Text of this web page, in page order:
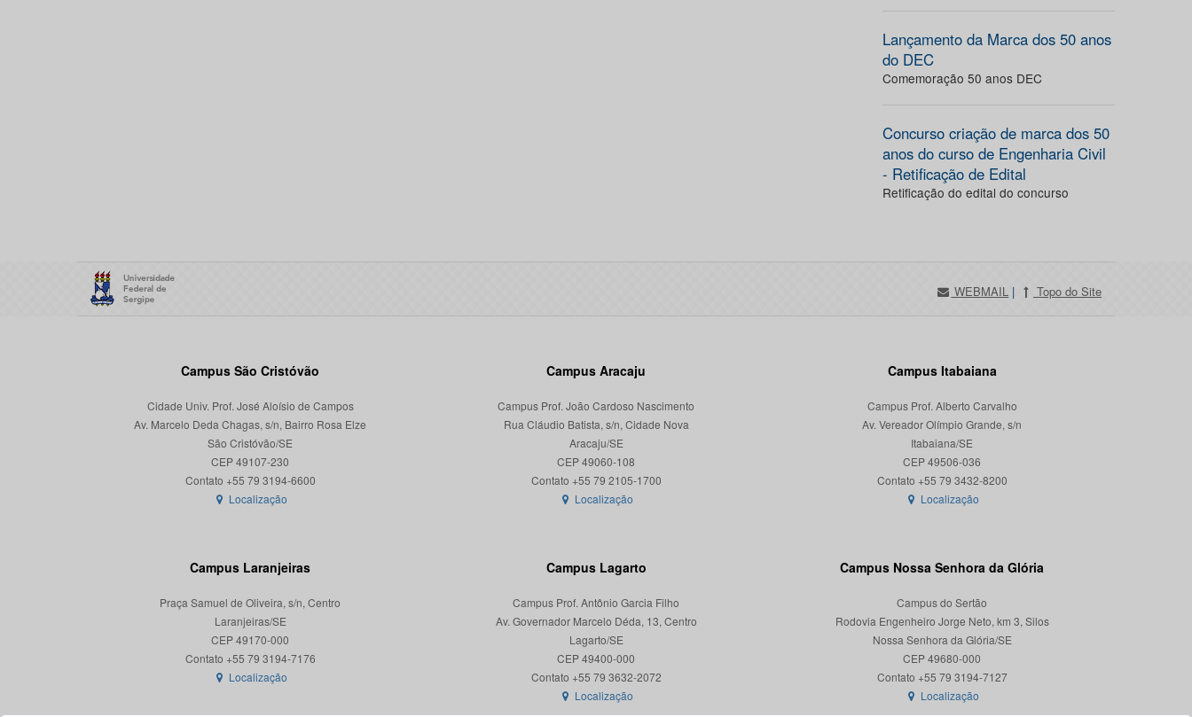
Lançamento da Marca dos 50 anos
do DEC
Comemoração 50 anos DEC
Concurso criação de marca dos 50
anos do curso de Engenharia Civil
- Retificação de Edital
Retificação do edital do concurso
WEBMAIL | Topo do Site
Campus São Cristóvão
Cidade Univ. Prof. José Aloísio de Campos
Av. Marcelo Deda Chagas, s/n, Bairro Rosa Elze
São Cristóvão/SE
CEP 49107-230
Localização
Campus Aracaju
Campus Prof. João Cardoso Nascimento
Rua Cláudio Batista, s/n, Cidade Nova
Aracaju/SE
CEP 49060-108
Localização
Campus Itabaiana
Campus Prof. Alberto Carvalho
Av. Vereador Olímpio Grande, s/n
Itabaiana/SE
CEP 49506-036
Localização
Campus Laranjeiras
Praça Samuel de Oliveira, s/n, Centro
Laranjeiras/SE
CEP 49170-000
Localização
Campus Lagarto
Campus Prof. Antônio Garcia Filho
Av. Governador Marcelo Déda, 13, Centro
Lagarto/SE
CEP 49400-000
Localização
Campus Nossa Senhora da Glória
Campus do Sertão
Rodovia Engenheiro Jorge Neto, km 3, Silos
Nossa Senhora da Glória/SE
CEP 49680-000
Contato +55 79 3194-7127
Localização